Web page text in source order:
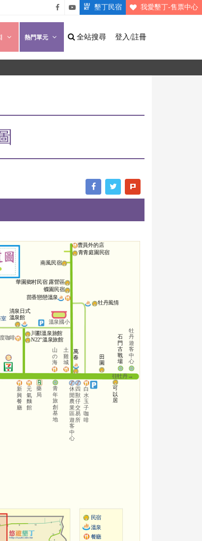
悠遊
墾丁
粉絲
墾丁
墾丁民宿 我愛墾丁-售票中心
登入/註冊
全站搜尋
熱門單元
南風民宿
蝶園民宿
民宿
溫泉
餐廳
茴香戀戀溫泉
牡丹風情
溫泉國小
清泉日式
溫泉館
萬
春
土
雞
城
可
以
居
往牡丹→
石
門
古
戰
場
田
園
藥
局
新
興
餐
廳
華園鄉村民宿 露營區
N22°溫泉旅館
川酈溫泉旅館
山
の
海
青
年
旅
創
基
地
咖啡
元
氣
麵
館
白
水
玉
子
咖
啡
曹員外的店
青青庭園民宿
四
獸
仔
交
易
所
休
閒
農
業
區
遊
客
中
心
牡
丹
遊
客
中
心